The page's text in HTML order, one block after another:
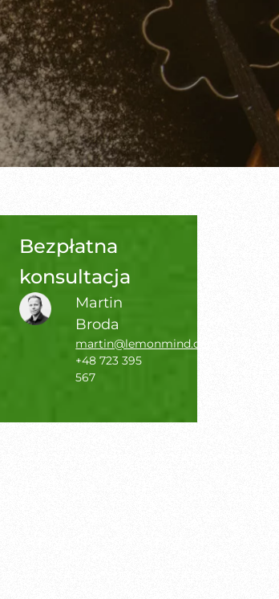
Bezpłatna
konsultacja
Martin
Broda
martin@lemonmind.com
+48 723 395
567